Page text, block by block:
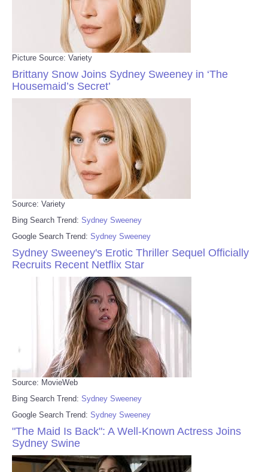
Picture Source: Variety
Brittany Snow Joins Sydney Sweeney in ‘The
Housemaid’s Secret’
Source: Variety
Bing Search Trend: Sydney Sweeney
Google Search Trend: Sydney Sweeney
Sydney Sweeney's Erotic Thriller Sequel Officially
Recruits Recent Netflix Star
Source: MovieWeb
Bing Search Trend: Sydney Sweeney
Google Search Trend: Sydney Sweeney
"The Maid Is Back": A Well-Known Actress Joins
Sydney Swine